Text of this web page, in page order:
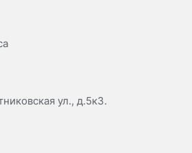
ул., д.5к3.